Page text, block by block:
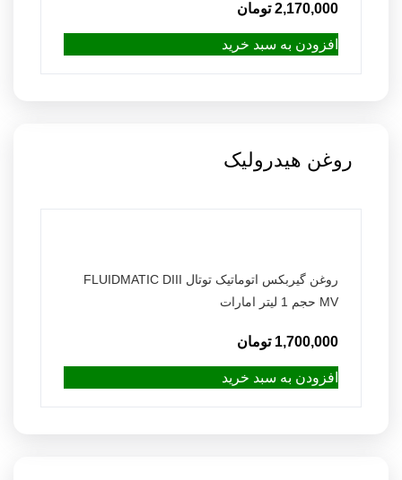
2,170,000 تومان
افزودن به سبد خرید
روغن هیدرولیک
روغن گیربکس اتوماتیک توتال FLUIDMATIC DIII
MV حجم 1 لیتر امارات
1,700,000 تومان
افزودن به سبد خرید